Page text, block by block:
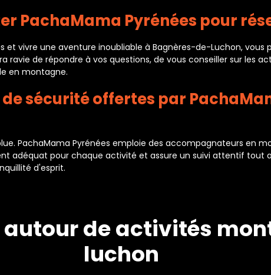
PachaMama Pyrénées pour
et vivre une aventure inoubliable à Bagnères-de-Luchon,
ravie de répondre à vos questions, de vous conseiller sur les
en montagne.
sécurité offertes par
PachaMama Pyrénées emploie des accompagnateurs en
adéquat pour chaque activité et assure un suivi attentif tout
d'esprit.
de activités
luchon